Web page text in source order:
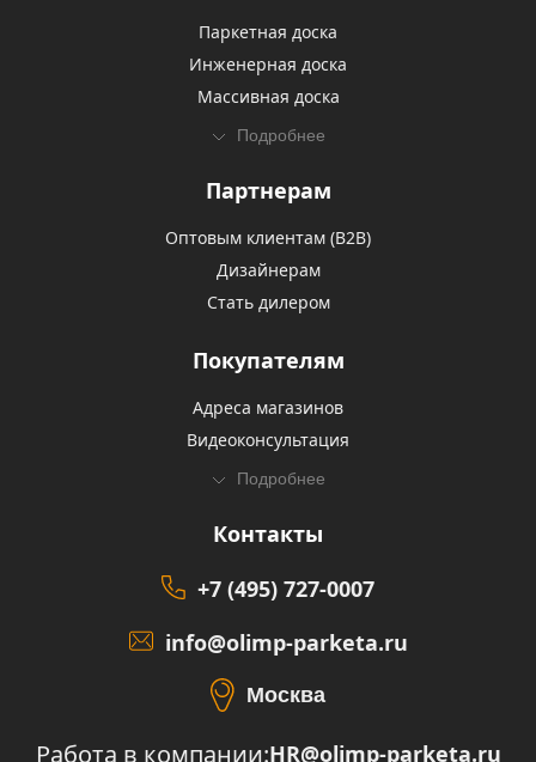
Паркетная доска
Инженерная доска
Массивная доска
Подробнее
Партнерам
Оптовым клиентам (В2В)
Дизайнерам
Стать дилером
Покупателям
Адреса магазинов
Видеоконсультация
Подробнее
Контакты
+7 (495) 727-0007
info@olimp-parketa.ru
Москва
Работа в компании:HR@olimp-parketa.ru